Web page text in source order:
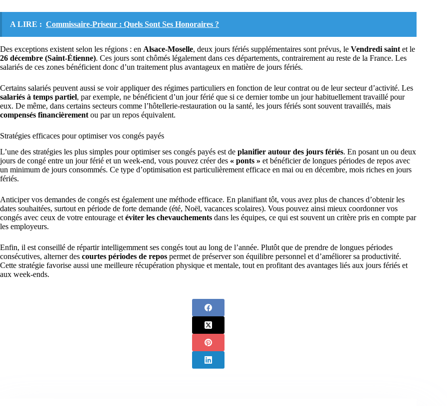
A LIRE : Commissaire-Priseur : Quels Sont Ses Honoraires ?
Des exceptions existent selon les régions : en Alsace-Moselle, deux jours fériés supplémentaires sont prévus, le Vendredi saint et le
26 décembre (Saint-Étienne). Ces jours sont chômés légalement dans ces départements, contrairement au reste de la France. Les
salariés de ces zones bénéficient donc d’un traitement plus avantageux en matière de jours fériés.
Certains salariés peuvent aussi se voir appliquer des régimes particuliers en fonction de leur contrat ou de leur secteur d’activité. Les
salariés à temps partiel, par exemple, ne bénéficient d’un jour férié que si ce dernier tombe un jour habituellement travaillé pour
eux. De même, dans certains secteurs comme l’hôtellerie-restauration ou la santé, les jours fériés sont souvent travaillés, mais
compensés financièrement ou par un repos équivalent.
Stratégies efficaces pour optimiser vos congés payés
L’une des stratégies les plus simples pour optimiser ses congés payés est de planifier autour des jours fériés. En posant un ou deux
jours de congé entre un jour férié et un week-end, vous pouvez créer des « ponts » et bénéficier de longues périodes de repos avec
un minimum de jours consommés. Ce type d’optimisation est particulièrement efficace en mai ou en décembre, mois riches en jours
fériés.
Anticiper vos demandes de congés est également une méthode efficace. En planifiant tôt, vous avez plus de chances d’obtenir les
dates souhaitées, surtout en période de forte demande (été, Noël, vacances scolaires). Vous pouvez ainsi mieux coordonner vos
congés avec ceux de votre entourage etéviter les chevauchements dans les équipes, ce qui est souvent un critère pris en compte par
les employeurs.
Enfin, il est conseillé de répartir intelligemment ses congés tout au long de l’année. Plutôt que de prendre de longues périodes
consécutives, alterner des courtes périodes de repos permet de préserver son équilibre personnel et d’améliorer sa productivité.
Cette stratégie favorise aussi une meilleure récupération physique et mentale, tout en profitant des avantages liés aux jours fériés et
aux week-ends.